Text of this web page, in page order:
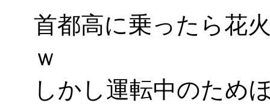
首都高に乗ったら花
ｗ
しかし運転中のため